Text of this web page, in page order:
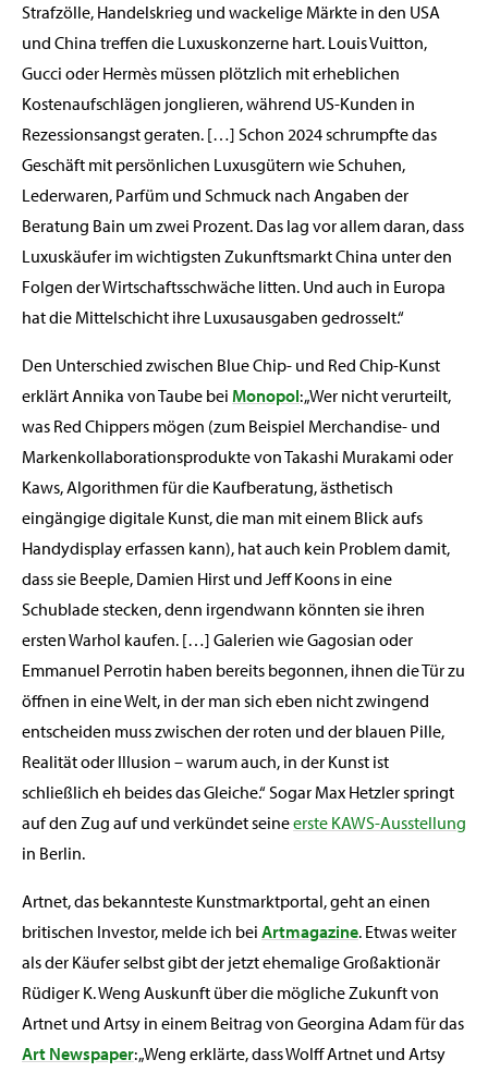
Strafzölle, Handelskrieg und wackelige Märkte in den USA
und China treffen die Luxuskonzerne hart. Louis Vuitton,
Gucci oder Hermès müssen plötzlich mit erheblichen
Kostenaufschlägen jonglieren, während US-Kunden in
Rezessionsangst geraten. […] Schon 2024 schrumpfte das
Geschäft mit persönlichen Luxusgütern wie Schuhen,
Lederwaren, Parfüm und Schmuck nach Angaben der
Beratung Bain um zwei Prozent. Das lag vor allem daran, dass
Luxuskäufer im wichtigsten Zukunftsmarkt China unter den
Folgen der Wirtschaftsschwäche litten. Und auch in Europa
hat die Mittelschicht ihre Luxusausgaben gedrosselt.“
Den Unterschied zwischen Blue Chip- und Red Chip-Kunst
erklärt Annika von Taube bei Monopol: „Wer nicht verurteilt,
was Red Chippers mögen (zum Beispiel Merchandise- und
Markenkollaborationsprodukte von Takashi Murakami oder
Kaws, Algorithmen für die Kaufberatung, ästhetisch
eingängige digitale Kunst, die man mit einem Blick aufs
Handydisplay erfassen kann), hat auch kein Problem damit,
dass sie Beeple, Damien Hirst und Jeff Koons in eine
Schublade stecken, denn irgendwann könnten sie ihren
ersten Warhol kaufen. […] Galerien wie Gagosian oder
Emmanuel Perrotin haben bereits begonnen, ihnen die Tür zu
öffnen in eine Welt, in der man sich eben nicht zwingend
entscheiden muss zwischen der roten und der blauen Pille,
Realität oder Illusion – warum auch, in der Kunst ist
schließlich eh beides das Gleiche.“ Sogar Max Hetzler springt
auf den Zug auf und verkündet seineerste KAWS-Ausstellung
in Berlin.
Artnet, das bekannteste Kunstmarktportal, geht an einen
britischen Investor, melde ich bei Artmagazine. Etwas weiter
als der Käufer selbst gibt der jetzt ehemalige Großaktionär
Rüdiger K. Weng Auskunft über die mögliche Zukunft von
Artnet und Artsy in einem Beitrag von Georgina Adam für das
Art Newspaper: „Weng erklärte, dass Wolff Artnet und Artsy